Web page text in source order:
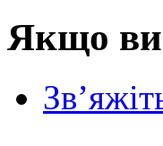
Якщо ви